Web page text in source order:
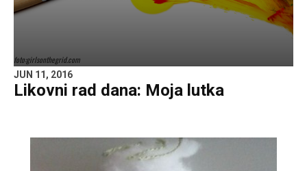
foto:girlsonthegrid.com
JUN 11, 2016
Likovni rad dana: Moja lutka